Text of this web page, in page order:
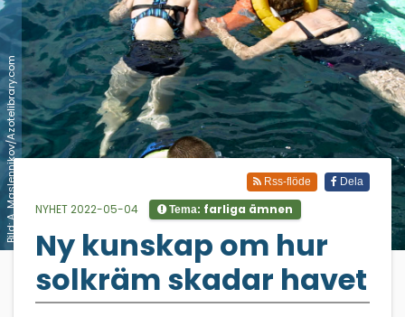
Bild: A. Maslennikov/Azotelibrary.com Dela
Rss-flöde
NYHET 2022-05-04 Tema: farliga ämnen
Ny kunskap om hur
solkräm skadar havet